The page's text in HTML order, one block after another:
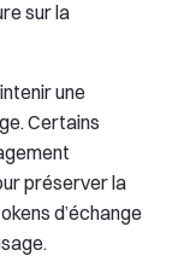
sur la
une
Certains
préserver la
d’échange